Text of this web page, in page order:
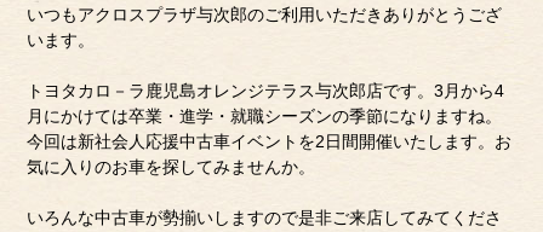
いつもアクロスプラザ与次郎のご利用いただきありがとうござ
います。
トヨタカロ－ラ鹿児島オレンジテラス与次郎店です。3月から4
月にかけては卒業・進学・就職シーズンの季節になりますね。
今回は新社会人応援中古車イベントを2日間開催いたします。お
気に入りのお車を探してみませんか。
いろんな中古車が勢揃いしますので是非ご来店してみてくださ